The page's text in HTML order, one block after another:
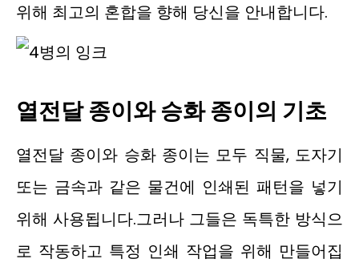
위해 최고의 혼합을 향해 당신을 안내합니다.
열전달 종이와 승화 종이의 기초
열전달 종이와 승화 종이는 모두 직물, 도자기
또는 금속과 같은 물건에 인쇄된 패턴을 넣기
위해 사용됩니다.그러나 그들은 독특한 방식으
로 작동하고 특정 인쇄 작업을 위해 만들어집